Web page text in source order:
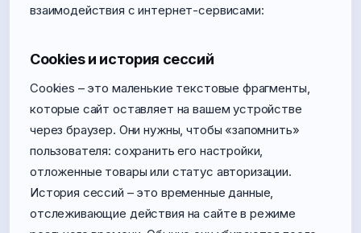
взаимодействия с интернет-сервисами:
Cookies и история сессий
Cookies – это маленькие текстовые фрагменты,
которые сайт оставляет на вашем устройстве
через браузер. Они нужны, чтобы «запомнить»
пользователя: сохранить его настройки,
отложенные товары или статус авторизации.
История сессий – это временные данные,
отслеживающие действия на сайте в режиме